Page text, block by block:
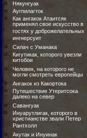
Някунгуак
Аугпилагток
Как ангакок Атаитсяк
применял свое искусство в
гостях у доброжелательных
ингнерсуит
Силач с Уманака
Кигутикак, которого увезли
китобои
Человек, на которого не
могли смотреть европейцы
Ангакок из Какортока
Путешествие Утеритсока
далеко на север
Савангуак
Инуарутлигак, которого в
христианстве звали Петер
Рантхолл
Акутак и Инуинак